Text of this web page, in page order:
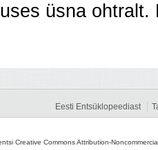
üsna
Eesti Entsüklopeediast
Creative Commons Attribution-